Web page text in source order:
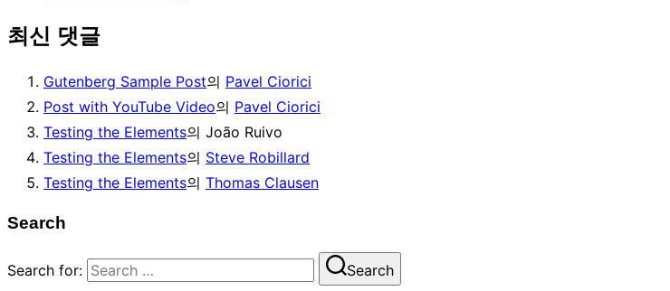
최신 댓글
Gutenberg Sample Post의 Pavel Ciorici
Post with YouTube Video의 Pavel Ciorici
Testing the Elements의 João Ruivo
Testing the Elements의 Steve Robillard
Testing the Elements의 Thomas Clausen
Search
Search for: Search